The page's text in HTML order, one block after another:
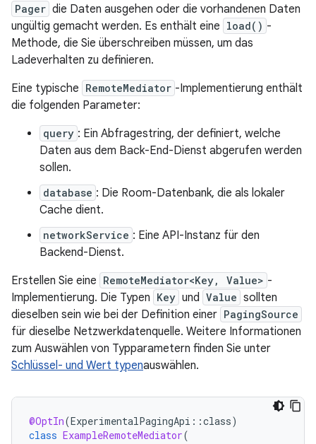
Pager die Daten ausgehen oder die vorhandenen Daten
ungültig gemacht werden. Es enthält eine load() -
Methode, die Sie überschreiben müssen, um das
Ladeverhalten zu definieren.
Eine typische RemoteMediator -Implementierung enthält
die folgenden Parameter:
query : Ein Abfragestring, der definiert, welche
Daten aus dem Back-End-Dienst abgerufen werden
sollen.
database : Die Room-Datenbank, die als lokaler
Cache dient.
networkService : Eine API-Instanz für den
Backend-Dienst.
Erstellen Sie eine RemoteMediator<Key, Value> -
Implementierung. Die Typen Key und Value sollten
dieselben sein wie bei der Definition einer PagingSource
für dieselbe Netzwerkdatenquelle. Weitere Informationen
zum Auswählen von Typparametern finden Sie unter
Schlüssel- und Wert typenauswählen.
@OptIn(ExperimentalPagingApi ::class)
class ExampleRemoteMediator(